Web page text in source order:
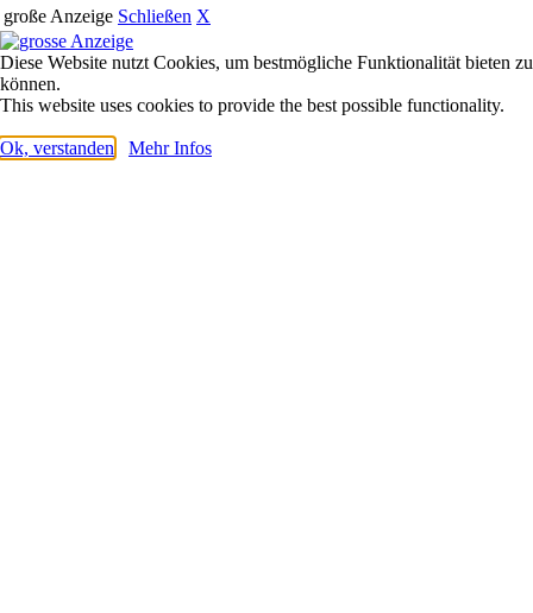
große Anzeige Schließen X
Diese Website nutzt Cookies, um bestmögliche Funktionalität bieten zu
können.
This website uses cookies to provide the best possible functionality.
Ok, verstanden Mehr Infos